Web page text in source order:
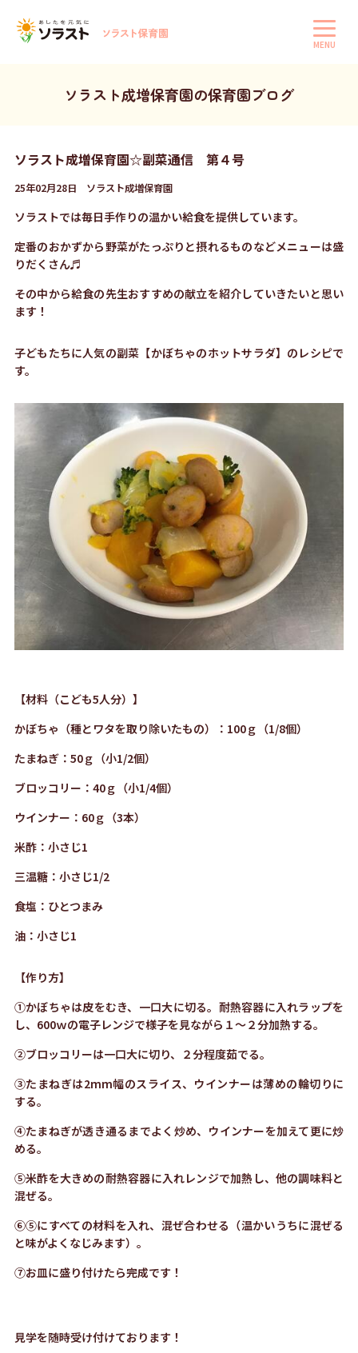
MENU
ソラスト成増保育園の保育園ブログ
ソラスト成増保育園☆副菜通信 第４号
25年02月28日 ソラスト成増保育園
ソラストでは毎日手作りの温かい給食を提供しています。
定番のおかずから野菜がたっぷりと摂れるものなどメニューは盛
りだくさん♬
その中から給食の先生おすすめの献立を紹介していきたいと思い
ます！
子どもたちに人気の副菜【かぼちゃのホットサラダ】のレシピで
す。
【材料（こども5人分）】
かぼちゃ（種とワタを取り除いたもの）：100ｇ（1/8個）
たまねぎ：50ｇ（小1/2個）
ブロッコリー：40ｇ（小1/4個）
ウインナー：60ｇ（3本）
米酢：小さじ1
三温糖：小さじ1/2
食塩：ひとつまみ
油：小さじ1
【作り方】
①かぼちゃは皮をむき、一口大に切る。耐熱容器に入れラップを
し、600ｗの電子レンジで様子を見ながら１～２分加熱する。
②ブロッコリーは一口大に切り、２分程度茹でる。
③たまねぎは2mm幅のスライス、ウインナーは薄めの輪切りに
する。
④たまねぎが透き通るまでよく炒め、ウインナーを加えて更に炒
める。
⑤米酢を大きめの耐熱容器に入れレンジで加熱し、他の調味料と
混ぜる。
⑥⑤にすべての材料を入れ、混ぜ合わせる（温かいうちに混ぜる
と味がよくなじみます）。
⑦お皿に盛り付けたら完成です！
見学を随時受け付けております！